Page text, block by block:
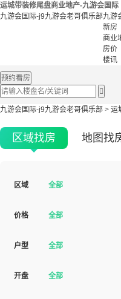
运城带装修尾盘商业地产-九游会国际
九游会国际-j9九游会老哥俱乐部九游
新房
商业
房价
楼讯
预约看房

九游会国际-j9九游会老哥俱乐部 > 运
区域找房 地图找
区域 全部
价格 全部
户型 全部
开盘 全部